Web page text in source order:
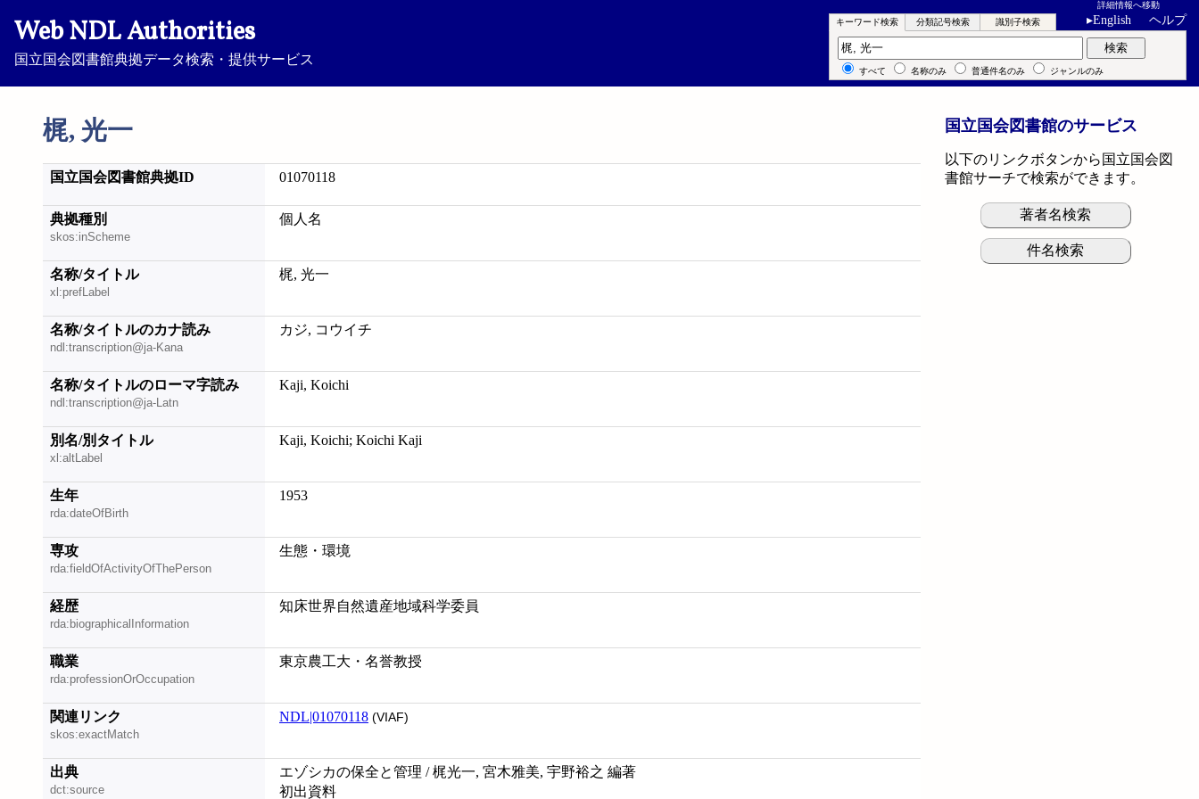
Web NDL Authorities
国立国会図書館典拠データ検索・提供サービス
詳細情報へ移動
▸English ヘルプ
梶, 光一
キーワード検索 分類記号検索 識別子検索
キーワード検索 検索
すべて 名称のみ 普通件名のみ ジャンルのみ
国立国会図書館典拠ID 01070118
典拠種別
skos:inScheme
個人名
名称/タイトル
xl:prefLabel
梶, 光一
名称/タイトルのカナ読み
ndl:transcription@ja-Kana
カジ, コウイチ
名称/タイトルのローマ字読み
ndl:transcription@ja-Latn
Kaji, Koichi
別名/別タイトル
xl:altLabel
Kaji, Koichi; Koichi Kaji
生年
rda:dateOfBirth
1953
専攻
rda:fieldOfActivityOfThePerson
生態・環境
経歴
rda:biographicalInformation
知床世界自然遺産地域科学委員
職業
rda:professionOrOccupation
東京農工大・名誉教授
関連リンク
skos:exactMatch
NDL|01070118 (VIAF)
出典
dct:source
エゾシカの保全と管理 / 梶光一, 宮木雅美, 宇野裕之 編著
初出資料
国立国会図書館のサービス
以下のリンクボタンから国立国会図
書館サーチで検索ができます。
著者名検索
件名検索